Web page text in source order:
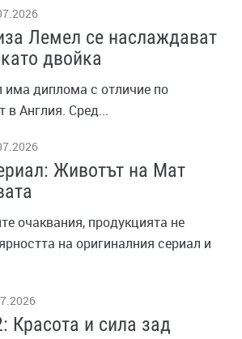
Лемел се наслаждават
двойка
има диплома с отличие по
в Англия. Сред...
Животът на Мат
очаквания, продукцията не
на оригиналния сериал и
Красота и сила зад